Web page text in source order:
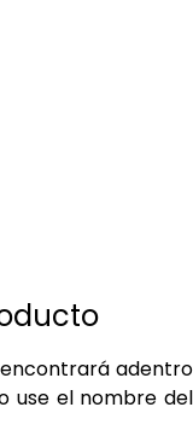
adentro
use el nombre del